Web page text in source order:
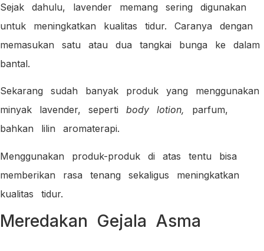
Sejak dahulu, lavender memang sering digunakan
untuk meningkatkan kualitas tidur. Caranya dengan
memasukan satu atau dua tangkai bunga ke dalam
bantal.
Sekarang sudah banyak produk yang menggunakan
minyak lavender, seperti body lotion, parfum,
bahkan lilin aromaterapi.
Menggunakan produk-produk di atas tentu bisa
memberikan rasa tenang sekaligus meningkatkan
kualitas tidur.
Meredakan Gejala Asma